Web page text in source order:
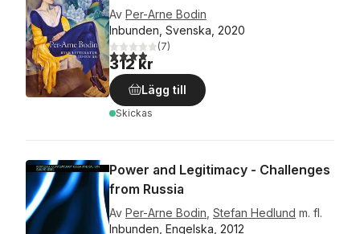
Av Per-Arne Bodin
Inbunden, Svenska, 2020
3,9utav 5 stjärnor. Totalt antal röster:
(7)
312 kr
Lägg till
Skickas
Power and Legitimacy - Challenges
from Russia
Av Per-Arne Bodin Stefan Hedlund m. fl.
Inbunden, Engelska, 2012